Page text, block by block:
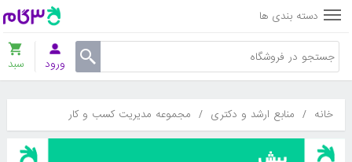
دسته بندی ها
ورود سبد
خانه / منابع ارشد و دکتری / مجموعه مدیریت کسب و کار